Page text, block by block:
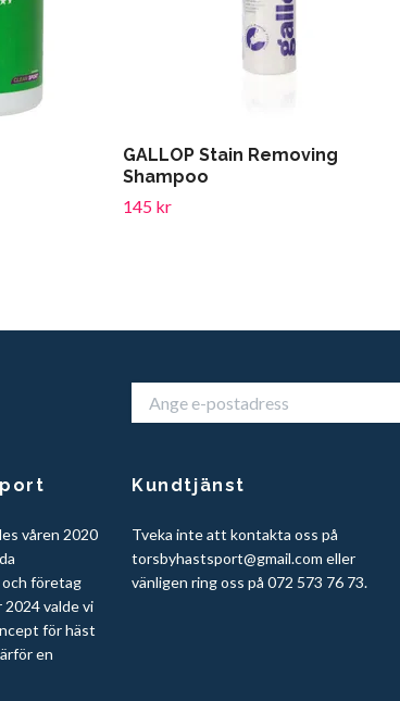
GALLOP Stain Removing
Shampoo
145 kr
våren 2020
företag
valde vi
för häst
en
Kundtjänst
Tveka inte att kontakta oss på
torsbyhastsport@gmail.com eller
vänligen ring oss på 072 573 76 73.